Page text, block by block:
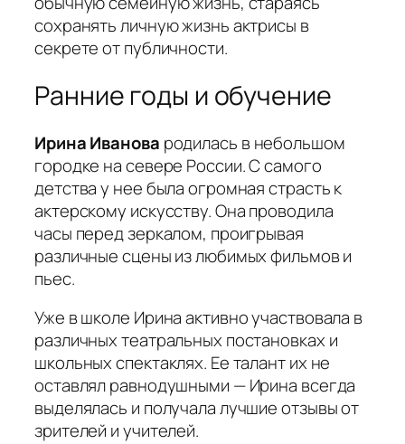
сохранять личную жизнь актрисы в
секрете от публичности.
Ранние годы и обучение
Ирина Иванова родилась в небольшом
городке на севере России. С самого
детства у нее была огромная страсть к
актерскому искусству. Она проводила
часы перед зеркалом, проигрывая
различные сцены из любимых фильмов и
пьес.
Уже в школе Ирина активно участвовала в
различных театральных постановках и
школьных спектаклях. Ее талант их не
оставлял равнодушными — Ирина всегда
выделялась и получала лучшие отзывы от
зрителей и учителей.